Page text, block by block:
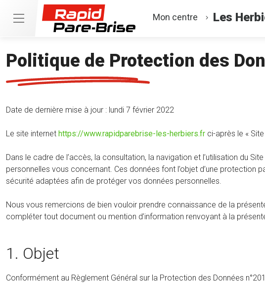
Mon centre Les
Politique de Protection des
Date de dernière mise à jour : lundi 7 février 2022
Le site internet https://www.rapidparebrise-les-herbiers.fr ci-après le «
Dans le cadre de l’accès, la consultation, la navigation et l’utilisation du
personnelles vous concernant. Ces données font l’objet d’une
sécurité adaptées afin de protéger vos données personnelles.
Nous vous remercions de bien vouloir prendre connaissance de la
compléter tout document ou mention d’information renvoyant à la
1. Objet
Conformément au Règlement Général sur la Protection des Données